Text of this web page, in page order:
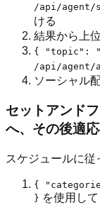
/api/agent/
ける
結果から上
{ "topic":
/api/agent/
ソーシャル
セットアンド
へ、その後適
スケジュールに
{
} を使用して